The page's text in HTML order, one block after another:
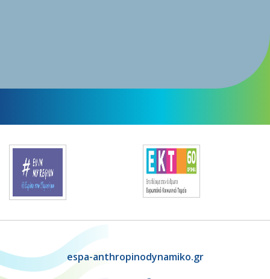
espa-anthropinodynamiko.gr